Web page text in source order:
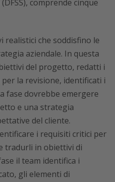
comprende cinque
realistici che soddisfino le
aziendale. In questa
del progetto, redatti i
la revisione, identificati i
fase dovrebbe emergere
e una strategia
del cliente.
i requisiti critici per
tradurli in obiettivi di
il team identifica i
gli elementi di